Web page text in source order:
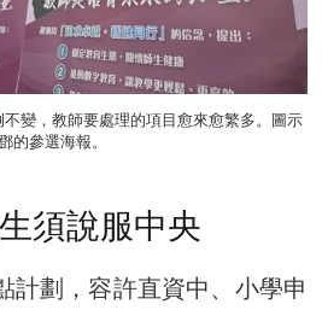
變，教師要處理的項目愈來愈繁多。圖示
的參選海報。
須說服中央
計劃，容許直資中、小學申